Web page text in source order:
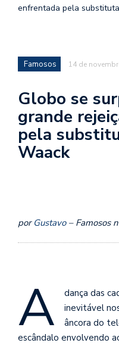
enfrentada pela
Famosos 14 de
Globo se
grande
pela
Waack
por Gustavo– Famosos
A
dança das
inevitável
âncora do
escândalo envolvendo